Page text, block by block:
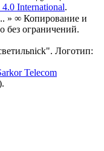
International.
» ∞ Копирование и
без ограничений.
Логотип:
Telecom